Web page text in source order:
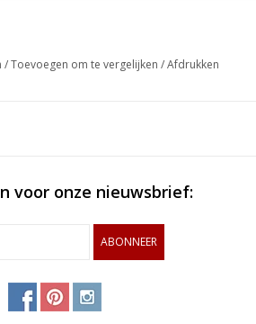
bruine kersen, een lichte pies van roze
en afgewerkt met klassiek lichtbruin
ruimte om meerdere
voor uw gerecht voor te bereiden.
/Toevoegen om te vergelijken /Afdrukken
voor onze nieuwsbrief:
ABONNEER